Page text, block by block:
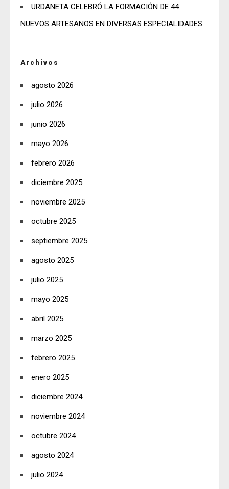
URDANETA CELEBRÓ LA FORMACIÓN DE 44
NUEVOS ARTESANOS EN DIVERSAS ESPECIALIDADES.
Archivos
agosto 2026
julio 2026
junio 2026
mayo 2026
febrero 2026
diciembre 2025
noviembre 2025
octubre 2025
septiembre 2025
agosto 2025
julio 2025
mayo 2025
abril 2025
marzo 2025
febrero 2025
enero 2025
diciembre 2024
noviembre 2024
octubre 2024
agosto 2024
julio 2024